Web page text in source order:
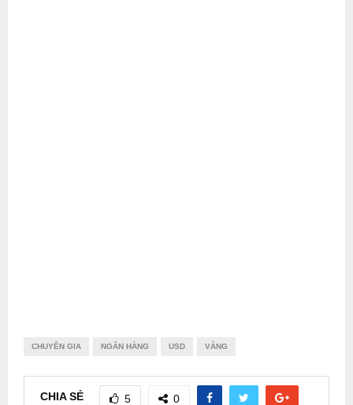
CHUYÊN GIA NGÂN HÀNG USD VÀNG
CHIA SẺ 5 0